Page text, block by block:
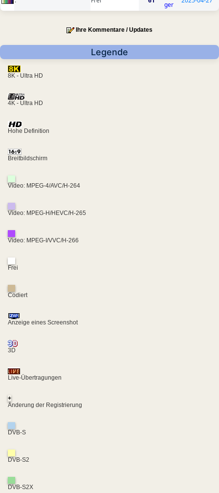
ger
Ihre Kommentare / Updates
Legende
8K - Ultra HD
4K - Ultra HD
Hohe Definition
Breitbildschirm
Video: MPEG-4/AVC/H-264
Video: MPEG-H/HEVC/H-265
Video: MPEG-I/VVC/H-266
Frei
Codiert
Anzeige eines Screenshot
3D
Live-Übertragungen
+
Änderung der Registrierung
DVB-S
DVB-S2
DVB-S2X